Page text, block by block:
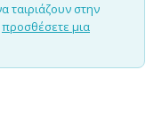
ταιριάζουν στην
προσθέσετε μια